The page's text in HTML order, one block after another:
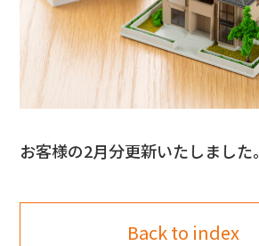
お客様の2月分更新いたしました。
Back to index